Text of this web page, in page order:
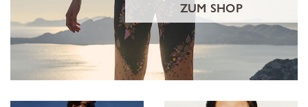
ZUM SHOP